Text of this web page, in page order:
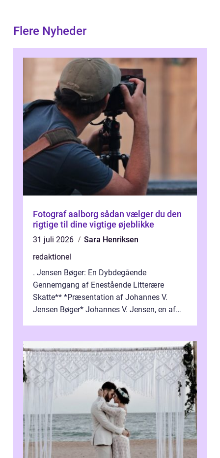
Flere Nyheder
Fotograf aalborg sådan vælger du den
rigtige til dine vigtige øjeblikke
31 juli 2026
Sara Henriksen
redaktionel
. Jensen Bøger: En Dybdegående
Gennemgang af Enestående Litterære
Skatte** *Præsentation af Johannes V.
Jensen Bøger* Johannes V. Jensen, en af